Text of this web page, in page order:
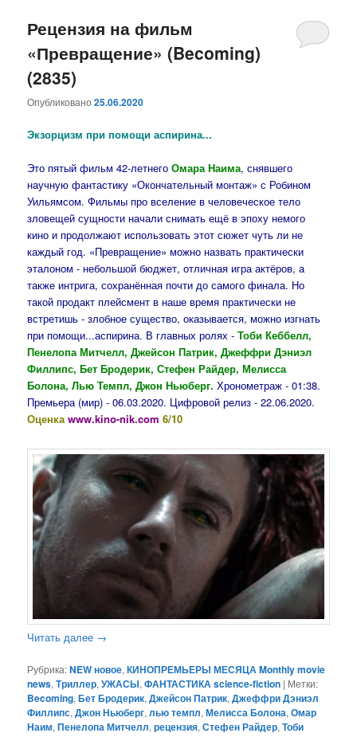
Рецензия на фильм
«Превращение» (Becoming)
(2835)
Опубликовано25.06.2020
Экзорцизм при помощи аспирина...
Это пятый фильм 42-летнегоОмара Наима, снявшего
научную фантастику «Окончательный монтаж» с Робином
Уильямсом. Фильмы про вселение в человеческое тело
зловещей сущности начали снимать ещё в эпоху немого
кино и продолжают использовать этот сюжет чуть ли не
каждый год. «Превращение» можно назвать практически
эталоном - небольшой бюджет, отличная игра актёров, а
также интрига, сохранённая почти до самого финала. Но
такой продакт плейсмент в наше время практически не
встретишь - злобное существо, оказывается, можно изгнать
при помощи...аспирина. В главных ролях -Тоби Кеббелл,
Пенелопа Митчелл, Джейсон Патрик, Джеффри Дэниэл
Филлипс, Бет Бродерик, Стефен Райдер, Мелисса
Болона, Лью Темпл, Джон Ньюберг. Хронометраж - 01:38.
Премьера (мир) - 06.03.2020. Цифровой релиз - 22.06.2020.
Оценкаwww.kino-nik.com 6/10
Читать далее →
Рубрика:NEW новое,КИНОПРЕМЬЕРЫ МЕСЯЦА Monthly movie
news,Триллер,УЖАСЫ,ФАНТАСТИКА science-fiction | Метки:
Becoming,Бет Бродерик,Джейсон Патрик,Джеффри Дэниэл
Филлипс,Джон Ньюберг,лью темпл,Мелисса Болона,Омар
Наим,Пенелопа Митчелл,рецензия,Стефен Райдер,Тоби